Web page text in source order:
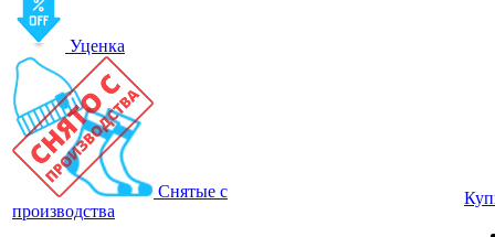
Уценка
Снятые с
производства